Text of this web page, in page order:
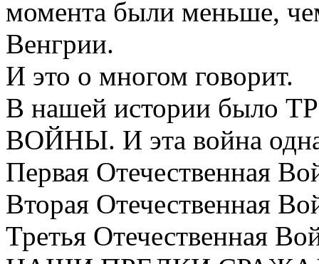
момента были меньше,
Венгрии.
И это о многом говорит.
В нашей истории
ВОЙНЫ. И эта война
Первая Отечественная
Вторая Отечественная
Третья Отечественная